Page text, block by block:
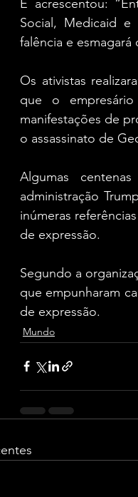
E acrescentou:
Social, Medicaid
falência e esmagará
Os ativistas
que o
manifestações de
o assassinato de
Algumas
administração
inúmeras
de expressão.
Segundo a
que empunharam
de expressão.
Mundo